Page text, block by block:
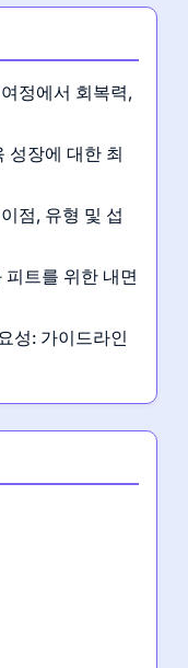
정에서 회복력,
성장에 대한 최
점, 유형 및 섭
트를 위한 내면
성: 가이드라인